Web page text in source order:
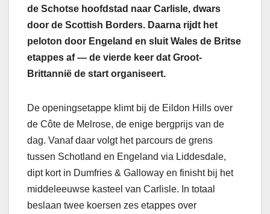
de Schotse hoofdstad naar Carlisle, dwars
door de Scottish Borders. Daarna rijdt het
peloton door Engeland en sluit Wales de Britse
etappes af — de vierde keer dat Groot-
Brittannië de start organiseert.
De openingsetappe klimt bij de Eildon Hills over
de Côte de Melrose, de enige bergprijs van de
dag. Vanaf daar volgt het parcours de grens
tussen Schotland en Engeland via Liddesdale,
dipt kort in Dumfries & Galloway en finisht bij het
middeleeuwse kasteel van Carlisle. In totaal
beslaan twee koersen zes etappes over